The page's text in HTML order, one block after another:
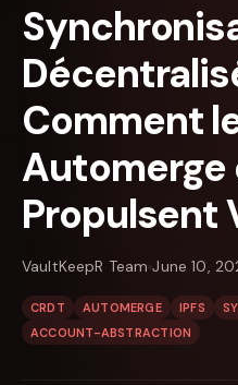
Comment
Automerge
Propulsent
VaultKeepR Team June 10,
CRDT AUTOMERGE IPFS
ACCOUNT-ABSTRACTION